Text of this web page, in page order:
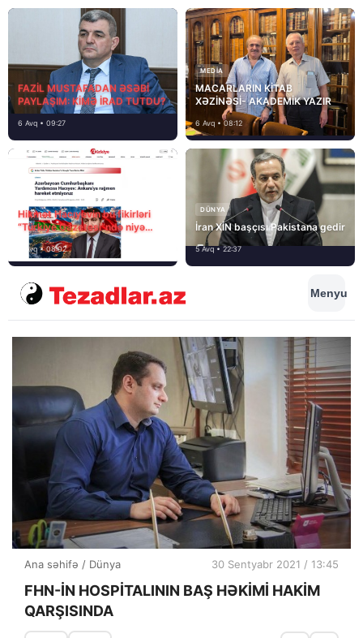
FAZİL MUSTAFADAN ƏSƏBİ
PAYLAŞIM: KİMƏ İRAD TUTDU?
6 Avq • 09:27
MEDİA
MACARLARIN KİTAB
XƏZİNƏSİ- AKADEMİK YAZIR
6 Avq • 08:12
Hikmət Hacıyevin bu fikirləri
“Türkiye Gazetesi”ndə niyə
təhrif edilib?
6 Avq • 08:02
DÜNYA
İran XİN başçısı Pakistana gedir
5 Avq • 22:37
Menyu
Ana səhifə / Dünya 30 Sentyabr 2021 / 13:45
FHN-İN HOSPİTALININ BAŞ HƏKİMİ HAKİM
QARŞISINDA